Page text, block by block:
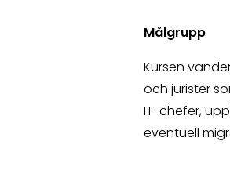
Målgrupp
Kursen
och jurister
IT-chefer,
eventuell